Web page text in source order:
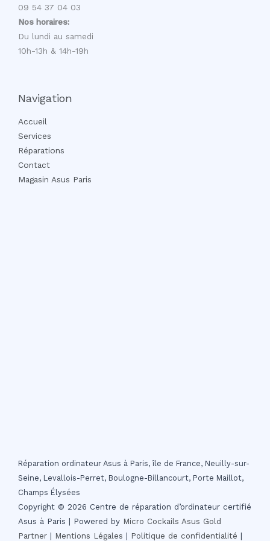
09 54 37 04 03
Nos horaires:
Du lundi au samedi
10h-13h & 14h-19h
Navigation
Accueil
Services
Réparations
Contact
Magasin Asus Paris
Réparation ordinateur Asus à Paris, île de France, Neuilly-sur-
Seine, Levallois-Perret, Boulogne-Billancourt, Porte Maillot,
Champs Élysées
Copyright © 2026 Centre de réparation d’ordinateur certifié
Asus à Paris | Powered by Micro Cockails Asus Gold
Partner
Mentions Légales Politique de confidentialité